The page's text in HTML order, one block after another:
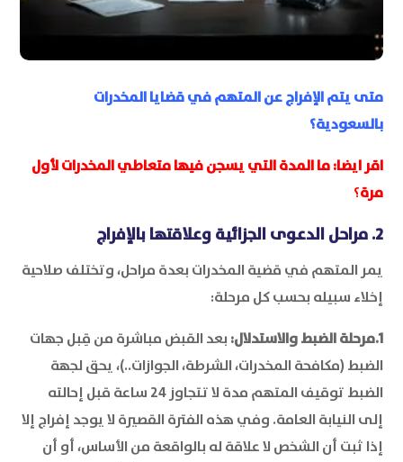
متى يتم الإفراج عن المتهم في قضايا المخدرات
بالسعودية؟
اقر ايضا:ما المدة التي يسجن فيها متعاطي المخدرات لأول
مرة؟
2. مراحل الدعوى الجزائية وعلاقتها بالإفراج
يمر المتهم في قضية المخدرات بعدة مراحل، وتختلف صلاحية
إخلاء سبيله بحسب كل مرحلة:
1.مرحلة الضبط والاستدلال:
بعد القبض مباشرة من قِبل جهات
الضبط (مكافحة المخدرات، الشرطة، الجوازات..)، يحق لجهة
الضبط توقيف المتهم مدة لا تتجاوز 24 ساعة قبل إحالته
إلى النيابة العامة. وفي هذه الفترة القصيرة لا يوجد إفراج إلا
إذا ثبت أن الشخص لا علاقة له بالواقعة من الأساس، أو أن